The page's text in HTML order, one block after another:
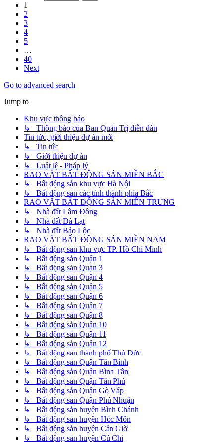
1
2
3
4
5
…
40
Next
Go to advanced search
Jump to
Khu vực thông báo
↳ Thông báo của Ban Quản Trị diễn đàn
Tin tức, giới thiệu dự án mới
↳ Tin tức
↳ Giới thiệu dự án
↳ Luật lệ - Pháp lý
RAO VẶT BẤT ĐỘNG SẢN MIỀN BẮC
↳ Bất động sản khu vực Hà Nội
↳ Bất động sản các tỉnh thành phía Bắc
RAO VẶT BẤT ĐỘNG SẢN MIỀN TRUNG
↳ Nhà đất Lâm Đồng
↳ Nhà đất Đà Lạt
↳ Nhà đất Bảo Lộc
RAO VẶT BẤT ĐỘNG SẢN MIỀN NAM
↳ Bất động sản khu vực TP. Hồ Chí Minh
↳ Bất động sản Quận 1
↳ Bất động sản Quận 3
↳ Bất động sản Quận 4
↳ Bất động sản Quận 5
↳ Bất động sản Quận 6
↳ Bất động sản Quận 7
↳ Bất động sản Quận 8
↳ Bất động sản Quận 10
↳ Bất động sản Quận 11
↳ Bất động sản Quận 12
↳ Bất động sản thành phố Thủ Đức
↳ Bất động sản Quận Tân Bình
↳ Bất động sản Quận Bình Tân
↳ Bất động sản Quận Tân Phú
↳ Bất động sản Quận Gò Vấp
↳ Bất động sản Quận Phú Nhuận
↳ Bất động sản huyện Bình Chánh
↳ Bất động sản huyện Hóc Môn
↳ Bất động sản huyện Cần Giờ
↳ Bất động sản huyện Củ Chi